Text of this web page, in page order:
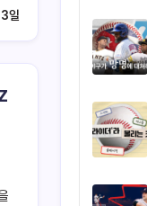
일